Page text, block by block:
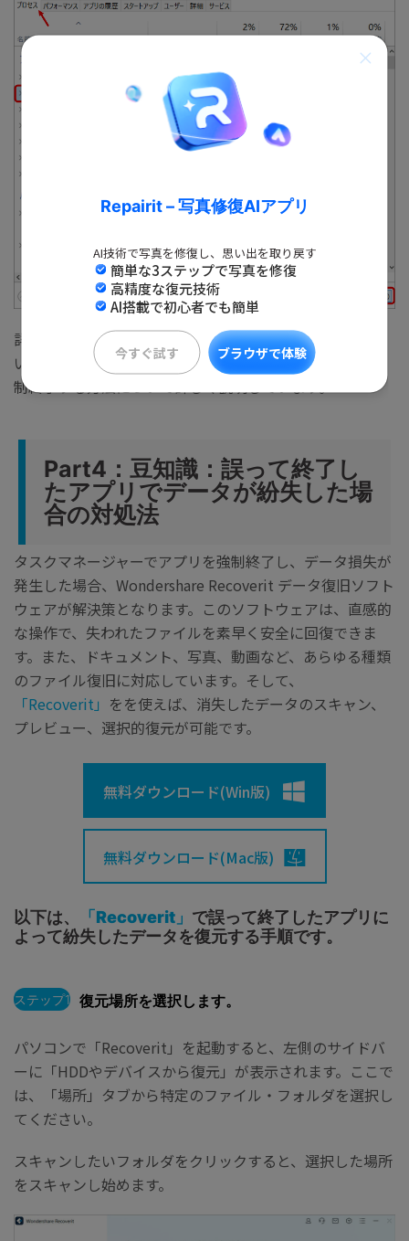
Repairit – 写真修復AIアプリ
AI技術で写真を修復し、思い出を取り戻す
簡単な3ステップで写真を修復
高精度な復元技術
AI搭載で初心者でも簡単
今すぐ試す ブラウザで体験
詳細な手順や追加情報については、こちらをご覧くださ
い。このリンクでは、Windowsでアプリケーションを強
制終了する方法について詳しく説明しています。
Part4：豆知識：誤って終了し
たアプリでデータが紛失した場
合の対処法
タスクマネージャーでアプリを強制終了し、データ損失が
発生した場合、Wondershare Recoverit データ復旧ソフト
ウェアが解決策となります。このソフトウェアは、直感的
な操作で、失われたファイルを素早く安全に回復できま
す。また、ドキュメント、写真、動画など、あらゆる種類
のファイル復旧に対応しています。そして、
「Recoverit」 をを使えば、消失したデータのスキャン、
プレビュー、選択的復元が可能です。
無料ダウンロード(Win版)
無料ダウンロード(Mac版)
以下は、 「Recoverit」 で誤って終了したアプリに
よって紛失したデータを復元する手順です。
ステップ1 復元場所を選択します。
パソコンで「Recoverit」を起動すると、左側のサイドバ
ーに「HDDやデバイスから復元」が表示されます。ここで
は、「場所」タブから特定のファイル・フォルダを選択し
てください。
スキャンしたいフォルダをクリックすると、選択した場所
をスキャンし始めます。